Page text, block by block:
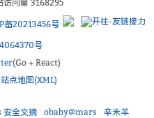
访问量 3168295
备20213456号
号
(Go + React)
站点地图(XML)
安全文摘 obaby@mars 辛未羊